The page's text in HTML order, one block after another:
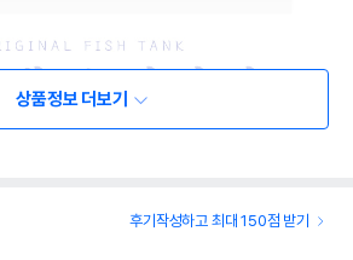
상품정보 더보기
후기작성하고 최대 150점 받기